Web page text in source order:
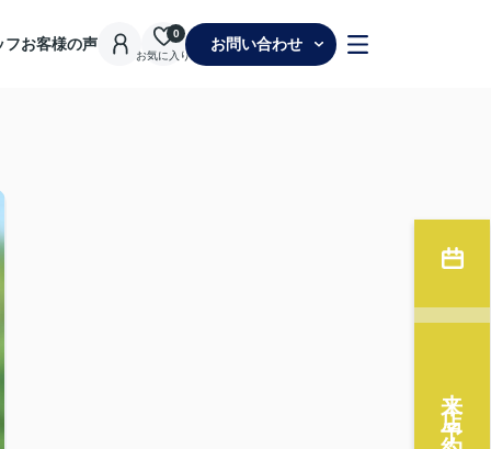
フお客様の声
お気に入り
0
お問い合わせ
来店予約